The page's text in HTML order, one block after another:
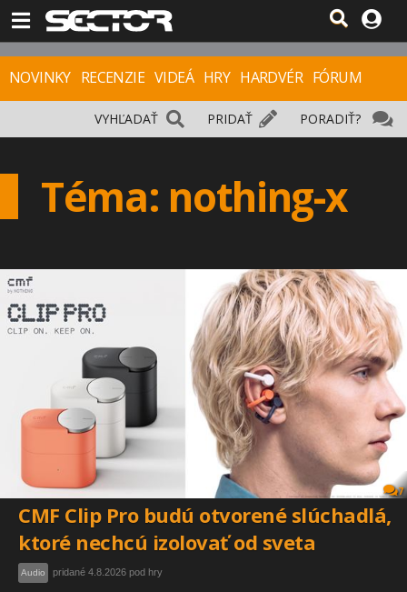
NOVINKY RECENZIE VIDEÁ HRY HARDVÉR FÓRUM
PORADIŤ?
PRIDAŤ
VYHĽADAŤ
Téma: nothing-x
7
CMF Clip Pro budú otvorené slúchadlá,
ktoré nechcú izolovať od sveta
Audio pridané 4.8.2026 pod hry